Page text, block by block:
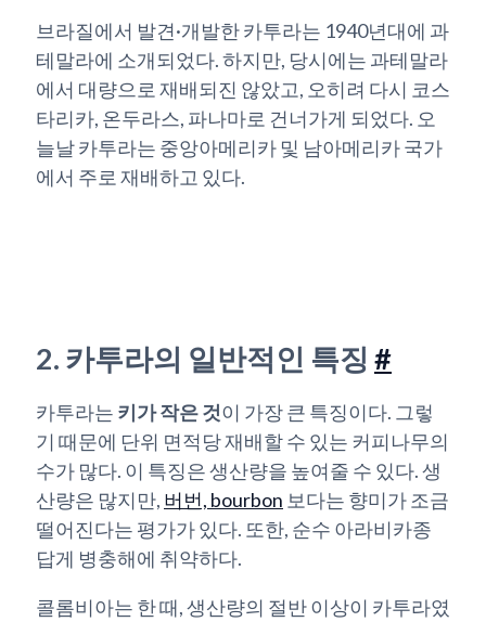
브라질에서 발견·개발한 카투라는 1940년대에 과
테말라에 소개되었다. 하지만, 당시에는 과테말라
에서 대량으로 재배되진 않았고, 오히려 다시 코스
타리카, 온두라스, 파나마로 건너가게 되었다. 오
늘날 카투라는 중앙아메리카 및 남아메리카 국가
에서 주로 재배하고 있다.
2. 카투라의 일반적인 특징 #
카투라는 키가 작은 것이 가장 큰 특징이다. 그렇
기 때문에 단위 면적당 재배할 수 있는 커피나무의
수가 많다. 이 특징은 생산량을 높여줄 수 있다. 생
산량은 많지만, 버번, bourbon 보다는 향미가 조금
떨어진다는 평가가 있다. 또한, 순수 아라비카종
답게 병충해에 취약하다.
콜롬비아는 한 때, 생산량의 절반 이상이 카투라였